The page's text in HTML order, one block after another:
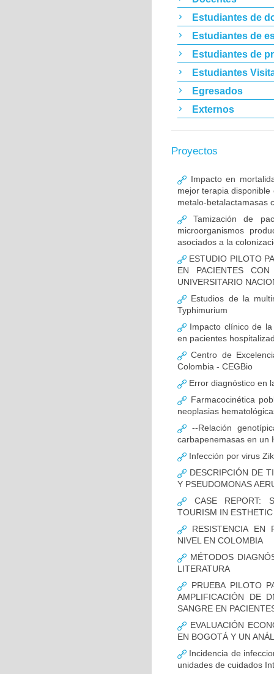
Estudiantes de
Estudiantes de
Estudiantes de
Estudiantes
Egresados
Externos
Proyectos
Impacto en
mejor terapia
metalo-betalactamasas
Tamización de
microorganismos
asociados a la
ESTUDIO PILOTO
EN PACIENTES
UNIVERSITARIO
Estudios de la
Typhimurium
Impacto clínico de
en pacientes
Centro de
Colombia - CEGBio
Error diagnóstico en
Farmacocinética
neoplasias
--Relación
carbapenemasas en un
Infección por virus
DESCRIPCIÓN DE
Y PSEUDOMONAS
CASE REPORT:
TOURISM IN
RESISTENCIA EN
NIVEL EN COLOMBIA
MÉTODOS
LITERATURA
PRUEBA PILOTO
AMPLIFICACIÓN DE
SANGRE EN
EVALUACIÓN
EN BOGOTÁ Y UN
Incidencia de
unidades de cuidados